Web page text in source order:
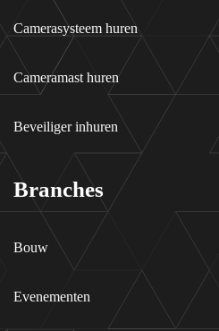
Camerasysteem huren
Cameramast huren
Beveiliger inhuren
Branches
Bouw
Evenementen